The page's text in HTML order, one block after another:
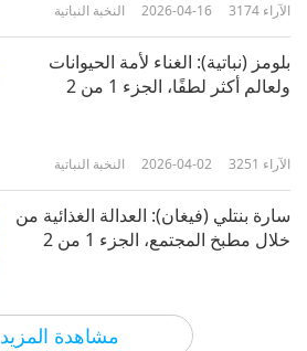
مشاهدة المزيد
النخبة النباتية 2026-04-16 3174 الآراء
بلومز (نباتية): الغناء لأمة الحيوانات
ولعالم أكثر لطفًا، الجزء 1 من 2
النخبة النباتية 2026-04-02 3251 الآراء
سارة بنتلي (فيغان): العدالة الغذائية من
خلال مطبخ المجتمع، الجزء 1 من 2
النخبة النباتية 2026-03-19